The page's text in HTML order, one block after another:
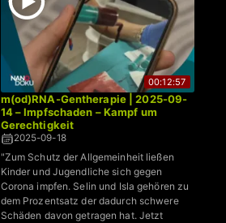
00:12:57
m(od)RNA-Gentherapie | 2025-09-
14 – Impfschaden – Kampf um
Gerechtigkeit
2025-09-18
"Zum Schutz der Allgemeinheit ließen
Kinder und Jugendliche sich gegen
Corona impfen. Selin und Isla gehören zu
dem Prozentsatz der dadurch schwere
Schäden davon getragen hat. Jetzt